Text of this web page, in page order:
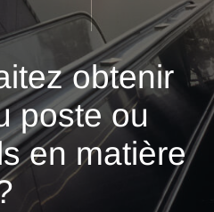
obtenir
poste ou
en matière